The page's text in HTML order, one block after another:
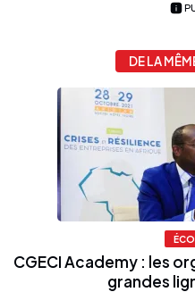
DE LA
CGECI Academy : les
grandes